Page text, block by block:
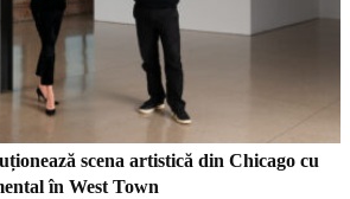
scena artistică din Chicago cu
în West Town